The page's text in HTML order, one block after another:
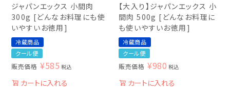
ジャパンエックス 小間肉
300g [どんなお料理にも使
いやすいお徳用]
冷蔵商品
クール便
販売価格 ¥585 税込
カートに入れる
【大入り】ジャパンエックス 小
間肉 500g [どんなお料理に
も使いやすいお徳用]
冷蔵商品
クール便
販売価格 ¥980 税込
カートに入れる